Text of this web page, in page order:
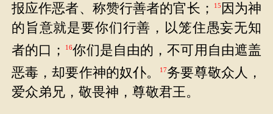
报应作恶者、称赞行善者的官长；
15 因为神
的旨意就是要你们行善，以笼住愚妄无知
者的口；
16你们是自由的，不可用自由遮盖
恶毒，却要作神的奴仆。
17务要尊敬众人，
爱众弟兄，敬畏神，尊敬君王。